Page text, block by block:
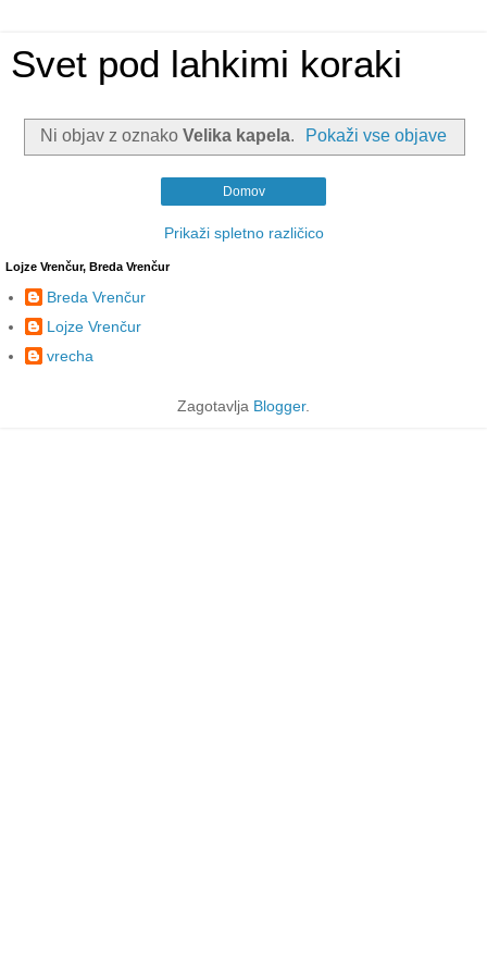
Svet pod lahkimi koraki
Ni objav z oznako Velika kapela. Pokaži vse objave
Domov
Prikaži spletno različico
Lojze Vrenčur, Breda Vrenčur
Breda Vrenčur
Lojze Vrenčur
vrecha
Zagotavlja Blogger.